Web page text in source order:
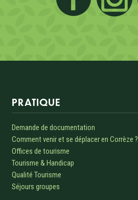
PRATIQUE
Demande de documentation
Comment venir et se déplacer en Corrèze ?
Offices de tourisme
Tourisme & Handicap
Qualité Tourisme
Séjours groupes